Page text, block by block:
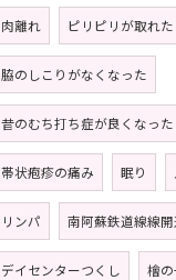
肉離れ ピリピリが取れた
脇のしこりがなくなった
昔のむち打ち症が良くなった
帯状疱疹の痛み 眠り
リンパ 南阿蘇鉄道線線開
デイセンターつくし 檜